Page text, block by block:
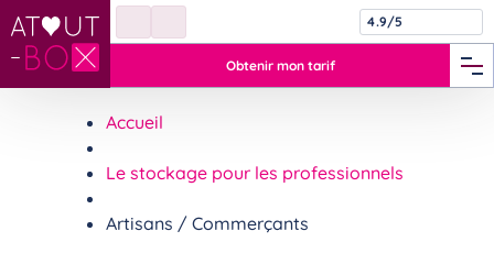
4.9/5
Obtenir mon tarif
Accueil
Le stockage pour les professionnels
Artisans / Commerçants